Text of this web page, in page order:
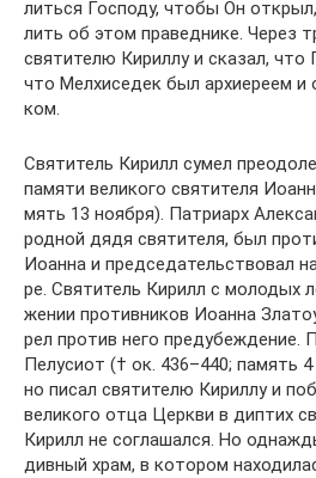
лить­ся Гос­по­ду, чтобы Он
лить об этом пра­вед­ни­ке. Через
свя­ти­те­лю Ки­рил­лу и ска­зал, что
что Мел­хи­се­дек был ар­хи­ере­ем
ком.
Свя­ти­тель Ки­рилл су­мел
па­мя­ти ве­ли­ко­го свя­ти­те­ля
мять 13 но­яб­ря). Пат­ри­арх
род­ной дя­дя свя­ти­те­ля, был
Иоан­на и пред­се­да­тель­ство­вал
ре. Свя­ти­тель Ки­рилл с мо­ло­дых
же­нии про­тив­ни­ков Иоан­на
рел про­тив него предубеж­де­ние.
Пе­лу­сиот († ок. 436–440; па­мять
но пи­сал свя­ти­те­лю Ки­рил­лу и
ве­ли­ко­го от­ца Церк­ви в ди­птих
Ки­рилл не со­гла­шал­ся. Но
див­ный храм, в ко­то­ром